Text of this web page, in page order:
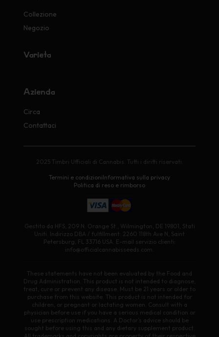
Collezione
Negozio
Varietà
Azienda
Circa
Contattaci
2025 Timbri Ufficiali di Cannabis. Tutti i diritti riservati.
Termini e condizioniInformativa sulla privacy
Politica di reso e rimborso
Gestito da HFS, 209 N. Orange St., Wilmington, DE 19801, Stati
Uniti. Indirizzo DBA / fulfillment: 2260 118th Ave N, Saint
Petersburg, FL 33716 USA. E-mail servizio clienti:
info@officialcannabisseeds.com.
These statements have not been evaluated by the Food and
Drug Administration. This product is not intended to diagnose,
treat, cure or prevent any disease. Must be 21 years or older to
purchase from this website. This product is not intended for
children, or pregnant or lactating women. Consult with a
physician before use if you have a serious medical condition or
use prescription medications. A Doctor’s advice should be
sought before using this and any dietary supplement product.